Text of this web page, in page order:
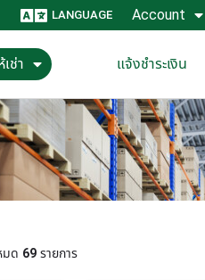
LANGUAGE Account
ช่า แจ้งชำระเงิน
มด 69รายการ